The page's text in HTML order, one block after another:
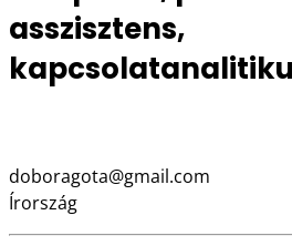
asszisztens,
doboragota@gmail.com
Írország